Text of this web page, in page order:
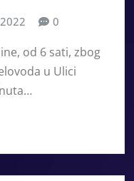
0
od 6 sati, zbog
u Ulici